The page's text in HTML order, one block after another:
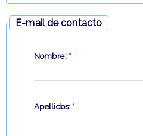
E-mail de contacto
Nombre: *
Apellidos: *